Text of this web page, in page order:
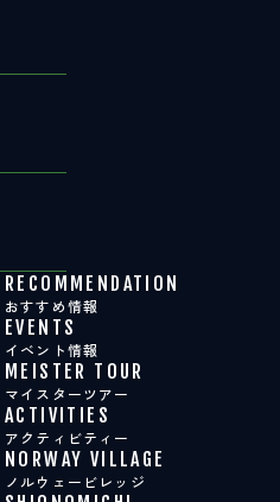
RECOMMENDATION
おすすめ情報
EVENTS
イベント情報
MEISTER TOUR
マイスターツアー
ACTIVITIES
アクティビティー
NORWAY VILLAGE
ノルウェービレッジ